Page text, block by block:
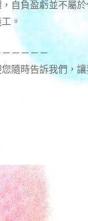
自負盈虧並不屬
。
－－－－
隨時告訴我們，